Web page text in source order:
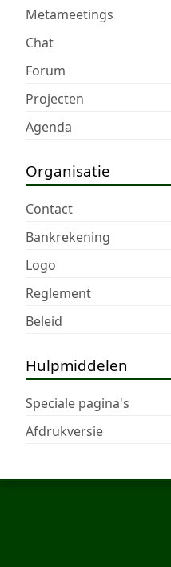
Metameetings
Chat
Forum
Projecten
Agenda
Organisatie
Contact
Bankrekening
Logo
Reglement
Beleid
Hulpmiddelen
Speciale pagina's
Afdrukversie